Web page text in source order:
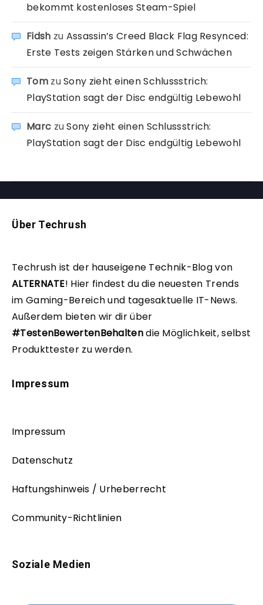
bekommt kostenloses Steam-Spiel
Fidsh zu Assassin’s Creed Black Flag Resynced:
Erste Tests zeigen Stärken und Schwächen
TomzuSony zieht einen Schlussstrich:
PlayStation sagt der Disc endgültig Lebewohl
Marc zuSony zieht einen Schlussstrich:
PlayStation sagt der Disc endgültig Lebewohl
Über Techrush
Techrush ist der hauseigene Technik-Blog von
ALTERNATE! Hier findest du die neuesten Trends
im Gaming-Bereich und tagesaktuelle IT-News.
Außerdem bieten wir dir über
#TestenBewertenBehaltendie Möglichkeit, selbst
Produkttester zu werden.
Impressum
Impressum
Datenschutz
Haftungshinweis / Urheberrecht
Community-Richtlinien
Soziale Medien